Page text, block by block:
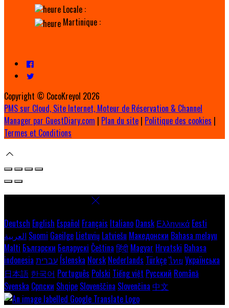
Locale :
Martinique :
Copyright © CocoKreyol 2026
PMS sur Cloud, Site Internet, Moteur de Réservation & Channel
Manager par GuestDiary.com | Plan du site | Politique des cookies |
Termes et Conditions
Deutsch English Español Français Italiano Dansk Ελληνικά Eesti
العربية Suomi Gaeilge Lietuvių Latviešu Македонски Bahasa melayu
Malti Български Беларускі Čeština हिंदी Magyar Hrvatski Bahasa
indonesia עברית Íslenska Norsk Nederlands Türkçeไทย Українська
日本語 한국어 Português Polski Tiếng việt Русский Română
Svenska Српски Shqipe Slovenščina Slovenčina 中文